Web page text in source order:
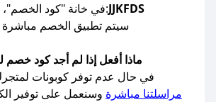
في خانة "كود الخصم"، أدخل الكود التالي:JJKFDS
سيتم تطبيق الخصم
ماذا أفعل إذا لم أجد كود
في حال عدم توفر كوبونات
مراسلتنا مباشرة وسنعمل على توفير